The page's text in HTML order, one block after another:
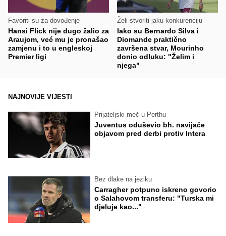
Favoriti su za dovođenje
Hansi Flick nije dugo žalio za
Araujom, već mu je pronašao
zamjenu i to u engleskoj
Premier ligi
Želi stvoriti jaku konkurenciju
Iako su Bernardo Silva i
Diomande praktično
završena stvar, Mourinho
donio odluku: "Želim i
njega"
NAJNOVIJE VIJESTI
Prijateljski meč u Perthu
Juventus oduševio bh. navijače
objavom pred derbi protiv Intera
Bez dlake na jeziku
Carragher potpuno iskreno govorio
o Salahovom transferu: "Turska mi
djeluje kao..."